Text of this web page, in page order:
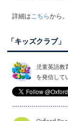
詳細はこちらから。
「キッズクラブ
児童英語教
を発信して